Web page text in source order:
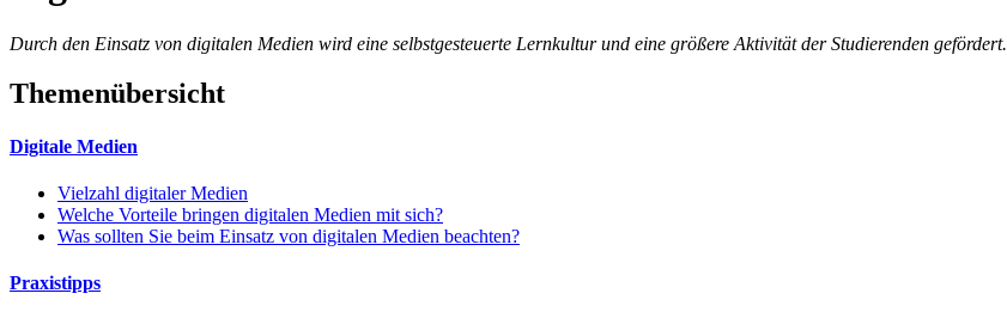
Durch den Einsatz von digitalen Medien wird eine selbstgesteuerte Lernkultur und eine größere Aktivität der Studierenden gefördert.
Themenübersicht
Digitale Medien
Vielzahl digitaler Medien
Welche Vorteile bringen digitalen Medien mit sich?
Was sollten Sie beim Einsatz von digitalen Medien beachten?
Praxistipps